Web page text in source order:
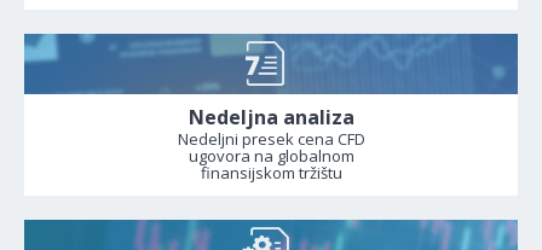
Nedeljna analiza
Nedeljni presek cena CFD
ugovora na globalnom
finansijskom tržištu